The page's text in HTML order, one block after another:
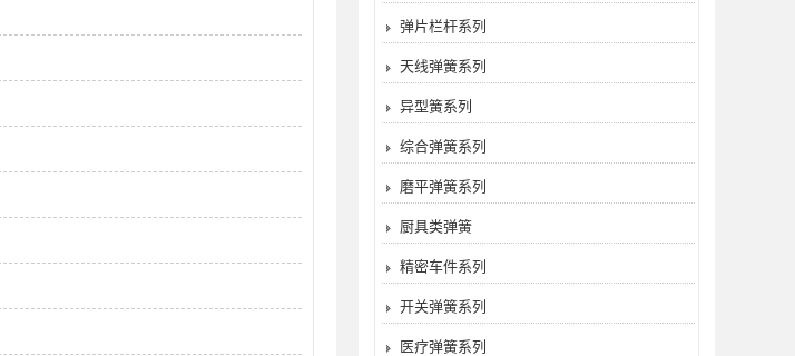
弹片栏杆系列
天线弹簧系列
异型簧系列
综合弹簧系列
磨平弹簧系列
厨具类弹簧
精密车件系列
开关弹簧系列
医疗弹簧系列